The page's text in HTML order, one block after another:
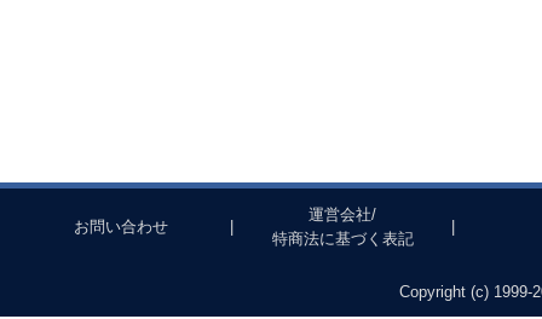
お問い合わせ
運営会社/
特商法に基づく表記
Copyright (c) 1999-